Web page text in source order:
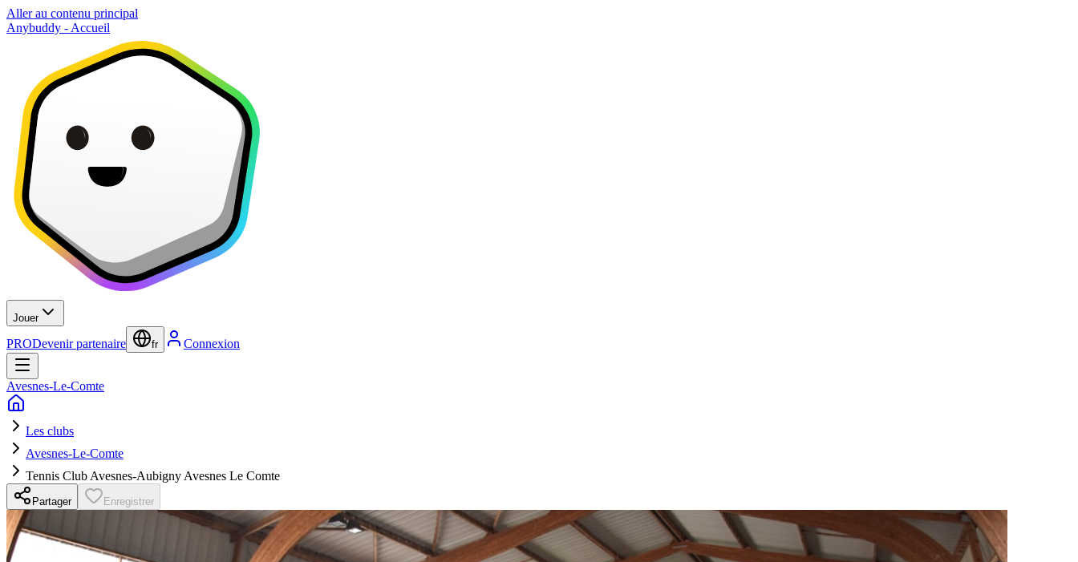
Aller au contenu principal
Anybuddy - Accueil
Jouer
PRODevenir partenaire fr Connexion
Avesnes-Le-Comte
Les clubs
Avesnes-Le-Comte
Tennis Club Avesnes-Aubigny Avesnes Le Comte
Partager Enregistrer